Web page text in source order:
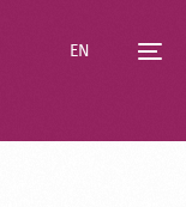
EN